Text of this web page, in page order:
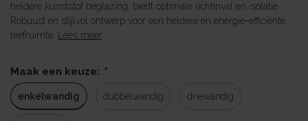
heldere kunststof beglazing, biedt optimale lichtinval en isolatie.
Robuust en stijlvol ontwerp voor een heldere en energie-efficiënte
leefruimte.
Lees meer.
Maak een keuze: *
enkelwandig dubbelwandig driewandig